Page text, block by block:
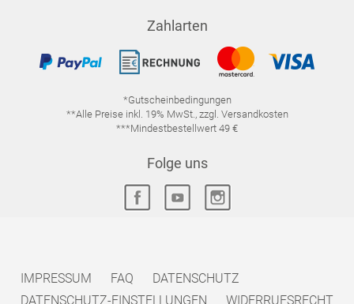
Zahlarten
*Gutscheinbedingungen
**Alle Preise inkl. 19% MwSt., zzgl. Versandkosten
***Mindestbestellwert 49 €
Folge uns
IMPRESSUM FAQ
DATENSCHUTZ
DATENSCHUTZ-EINSTELLUNGEN
WIDERRUFSRECHT